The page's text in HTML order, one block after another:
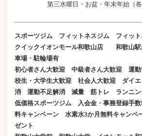
第三水曜日・お盆・年末年始（各
スポーツジム フィットネスジム フィッ
クイックイオンモール和歌山店 和歌山
車場・駐輪場有
初心者さん大歓迎 中級者さん大歓迎 運
校生・大学生大歓迎 社会人大歓迎 ダイ
消 運動不足解消 減量 筋トレ ランニ
低価格スポーツジム 入会金・事務登録手
料キャンペーン 水素水3か月無料キャンペ
ゼント